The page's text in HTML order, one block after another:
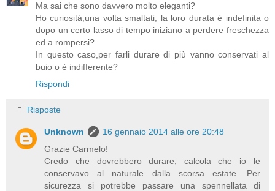
Ma sai che sono davvero molto eleganti?
Ho curiosità,una volta smaltati, la loro durata è indefinita o
dopo un certo lasso di tempo iniziano a perdere freschezza
ed a rompersi?
In questo caso,per farli durare di più vanno conservati al
buio o è indifferente?
Rispondi
Risposte
Unknown
16 gennaio 2014 alle ore 20:48
Grazie Carmelo!
Credo che dovrebbero durare, calcola che io le
conservavo al naturale dalla scorsa estate. Per
sicurezza si potrebbe passare una spennellata di